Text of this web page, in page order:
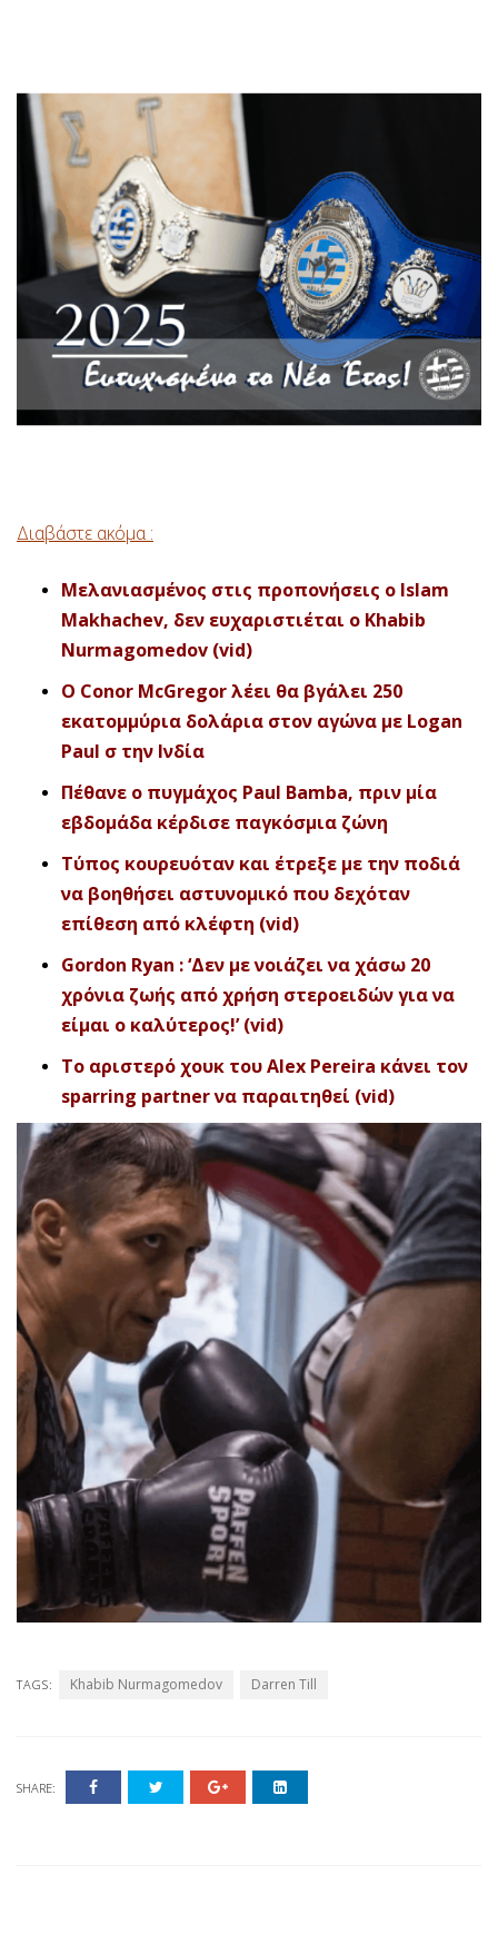
Διαβάστε ακόμα :
Μελανιασμένος στις προπονήσεις ο Islam
Makhachev, δεν ευχαριστιέται ο Khabib
Nurmagomedov (vid)
Ο Conor McGregor λέει θα βγάλει 250
εκατομμύρια δολάρια στον αγώνα με Logan
Paul σ την Ινδία
Πέθανε ο πυγμάχος Paul Bamba, πριν μία
εβδομάδα κέρδισε παγκόσμια ζώνη
Τύπος κουρευόταν και έτρεξε με την ποδιά
να βοηθήσει αστυνομικό που δεχόταν
επίθεση από κλέφτη (vid)
Gordon Ryan : ‘Δεν με νοιάζει να χάσω 20
χρόνια ζωής από χρήση στεροειδών για να
είμαι ο καλύτερος!’ (vid)
Το αριστερό χουκ του Alex Pereira κάνει τον
sparring partner να παραιτηθεί (vid)
TAGS: Khabib Nurmagomedov Darren Till
SHARE: